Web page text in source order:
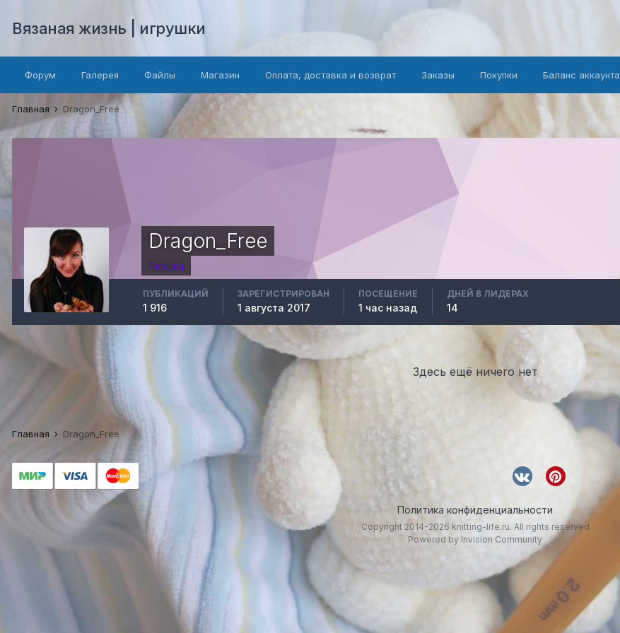
Вязаная жизнь | игрушки
Форум Галерея Файлы Магазин Оплата, доставка и возврат Заказы Покупки Баланс аккаунта
Главная Dragon_Free
Dragon_Free
Фиалка
ПУБЛИКАЦИЙ
1 916
ЗАРЕГИСТРИРОВАН
1 августа 2017
ПОСЕЩЕНИЕ
1 час назад
ДНЕЙ В ЛИДЕРАХ
14
Здесь ещё ничего нет
Главная Dragon_Free
Политика конфиденциальности
Copyright 2014-2026 knitting-life.ru. All rights reserved
Powered by Invision Community